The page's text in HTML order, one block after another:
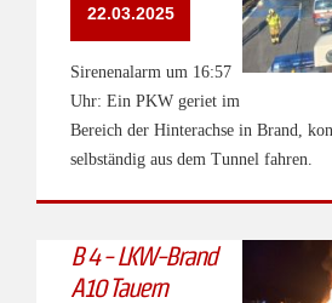
22.03.2025
Sirenenalarm um 16:57
Uhr: Ein PKW geriet im
Bereich der Hinterachse in Brand,
selbständig aus dem Tunnel fahren.
B 4 - LKW-Brand
A10 Tauern